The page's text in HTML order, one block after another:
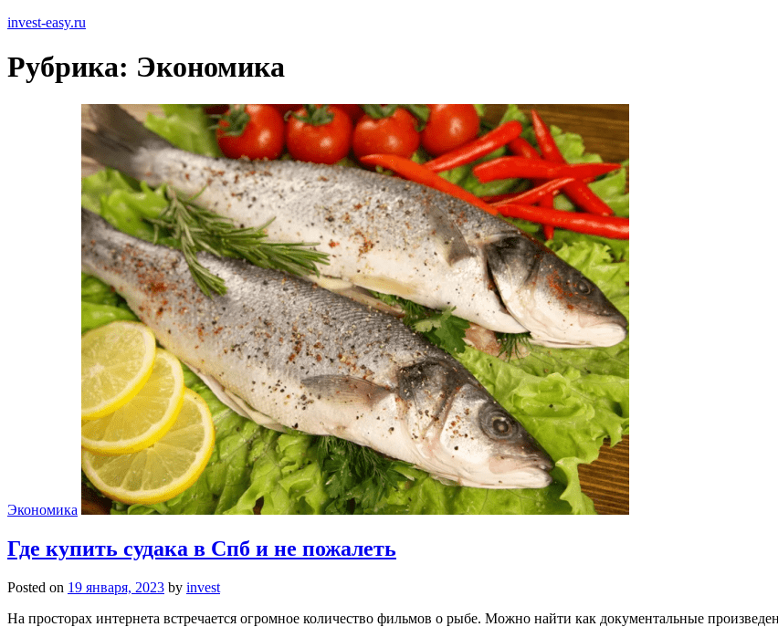
invest-easy.ru
Рубрика: Экономика
Экономика
Где купить судака в Спб и не пожалеть
Posted on 19 января, 2023 by invest
На просторах интернета встречается огромное количество фильмов о рыбе. Можно найти как документальные